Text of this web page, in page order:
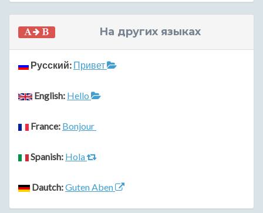
На других языках
Русский: Привет
English: Hello
France: Bonjour
Spanish: Hola
Dautch:Guten Aben